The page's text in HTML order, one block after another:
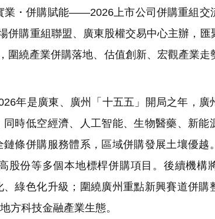
・併購賦能——2026上市公司併購重組交
併購重組聯盟、廣東股權交易中心主辦，匯
圍繞產業併購落地、估值創新、宏觀產業走
年是廣東、廣州「十五五」開局之年，廣
時低空經濟、人工智能、生物醫藥、新能
條併購服務體系，區域併購發展土壤優越
股份等多個本地標桿併購項目。後續機構
綠色化升級；圍繞廣州重點新興賽道併購
方科技金融產業生態。